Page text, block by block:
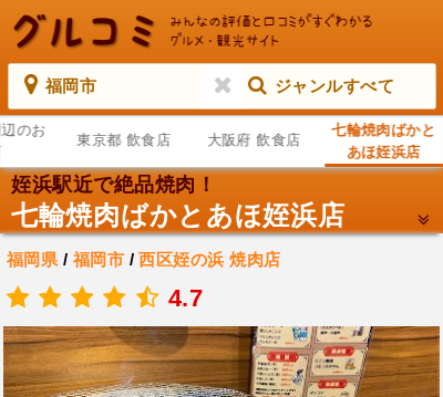
福岡市 ジャンルすべて
のお
東京都 飲食店 大阪府 飲食店
七輪焼肉ばかと
あほ姪浜店
姪浜駅近で絶品焼肉！
七輪焼肉ばかとあほ姪浜店
福岡県 / 福岡市 /西区姪の浜 焼肉店
4.7